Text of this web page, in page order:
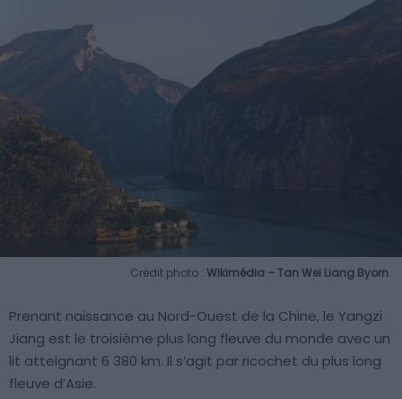
Crédit photo : Wikimédia – Tan Wei Liang Byorn
Prenant naissance au Nord-Ouest de la Chine, le Yangzi
Jiang est le troisième plus long fleuve du monde avec un
lit atteignant 6 380 km. Il s’agit par ricochet du plus long
fleuve d’Asie.